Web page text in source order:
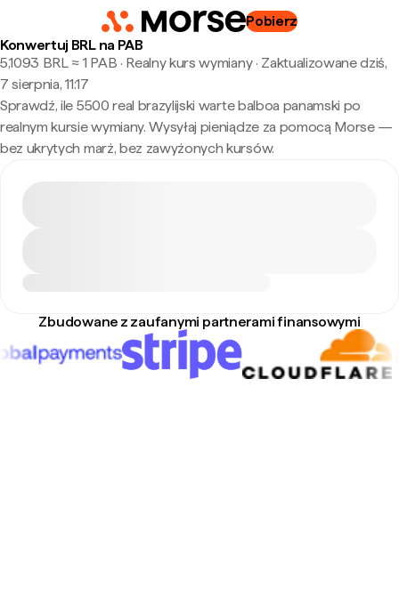
Pobierz
Konwertuj BRL na PAB
5,1093 BRL ≈ 1 PAB · Realny kurs wymiany· Zaktualizowane dziś,
7 sierpnia, 11:17
Sprawdź, ile 5500 real brazylijski warte balboa panamski po
realnym kursie wymiany. Wysyłaj pieniądze za pomocą Morse —
bez ukrytych marż, bez zawyżonych kursów.
Zbudowane z zaufanymi partnerami finansowymi